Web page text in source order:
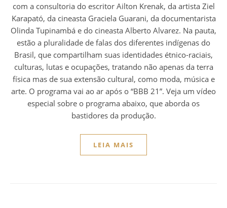
com a consultoria do escritor Ailton Krenak, da artista Ziel
Karapató, da cineasta Graciela Guarani, da documentarista
Olinda Tupinambá e do cineasta Alberto Alvarez. Na pauta,
estão a pluralidade de falas dos diferentes indígenas do
Brasil, que compartilham suas identidades étnico-raciais,
culturas, lutas e ocupações, tratando não apenas da terra
física mas de sua extensão cultural, como moda, música e
arte. O programa vai ao ar após o “BBB 21”. Veja um vídeo
especial sobre o programa abaixo, que aborda os
bastidores da produção.
LEIA MAIS